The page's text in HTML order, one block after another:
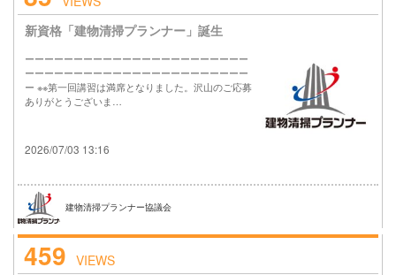
新資格「建物清掃プランナー」誕生
ーーーーーーーーーーーーーーーーーーーーーーー
ーーーーーーーーーーーーーーーーーーーーーーー
ー ※※第一回講習は満席となりました。沢山のご応募
ありがとうございま…
2026/07/03 13:16
建物清掃プランナー協議会
459 VIEWS